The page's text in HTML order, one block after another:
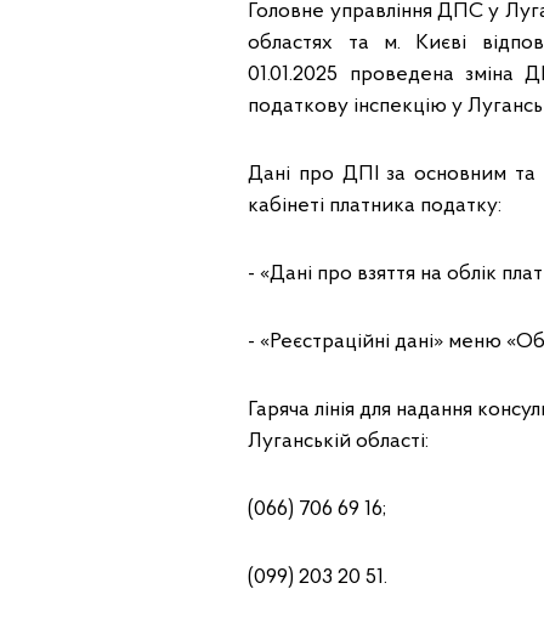
Головне управління ДПС у
областях та м. Києві
01.01.2025 проведена зміна
податкову інспекцію у
Дані про ДПІ за основним та
кабінеті платника податку:
- «Дані про взяття на облік
- «Реєстраційні дані» меню
Гаряча лінія для надання
Луганській області:
(066) 706 69 16;
(099) 203 20 51.